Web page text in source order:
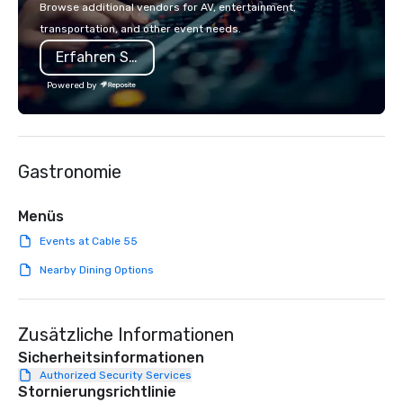
lodging, food and wine. We also have
a Monterey Bay Trek.
executive gatherings
Spanish, and English,
local expertise, and
Browse additional vendors for AV, entertainment,
transportation, and other event needs.
Erfahren Sie mehr
Powered by
Gastronomie
Menüs
Events at Cable 55
Nearby Dining Options
Zusätzliche Informationen
Sicherheitsinformationen
Authorized Security Services
Stornierungsrichtlinie